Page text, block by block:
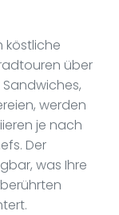
köstliche
über
werden
je nach
Der
was Ihre